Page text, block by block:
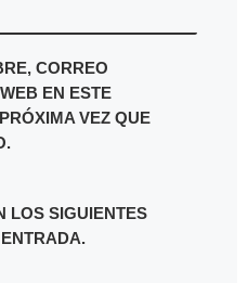
CORREO
EN ESTE
VEZ QUE
LOS SIGUIENTES